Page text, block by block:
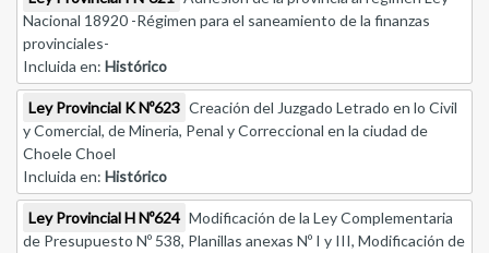
Nacional 18920 -Régimen para el saneamiento de la finanzas
provinciales-
Incluida en: Histórico
Ley Provincial K Nº623 Creación del Juzgado Letrado en lo Civil
y Comercial, de Mineria, Penal y Correccional en la ciudad de
Choele Choel
Incluida en: Histórico
Ley Provincial H Nº624 Modificación de la Ley Complementaria
de Presupuesto Nº 538, Planillas anexas Nº I y III, Modificación de